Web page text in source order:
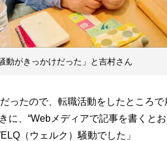
動がきっかけだった」と吉村さん
ったので、転職活動をしたところ
に、“Webメディアで記事を書くと
（ウェルク）騒動でした」